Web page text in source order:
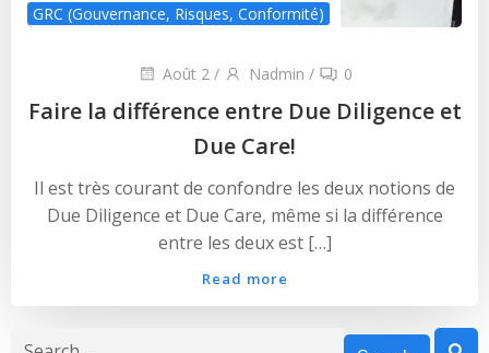
GRC (Gouvernance, Risques, Conformité)
Août 2 / Nadmin / 0
Faire la différence entre Due Diligence et
Due Care!
Il est très courant de confondre les deux notions de
Due Diligence et Due Care, même si la différence
entre les deux est […]
Read more
Search